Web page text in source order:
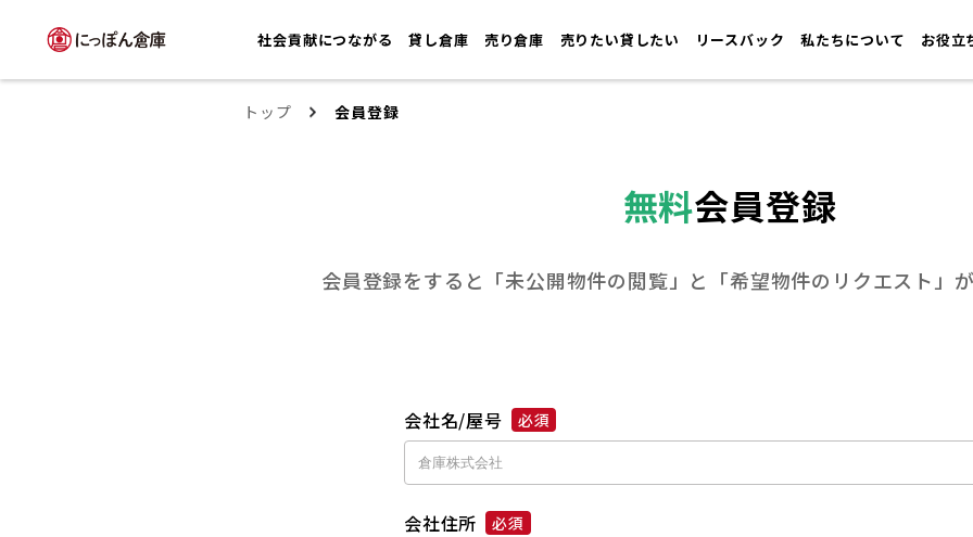
社会貢献につながる 貸し倉庫 売り倉庫 売りたい貸したい リースバック 私たちについて お役立
トップ 会員登録
無料会員登録
会員登録をすると「未公開物件の閲覧」と 「希望物件のリクエスト」
会社名/屋号 必須
会社住所 必須